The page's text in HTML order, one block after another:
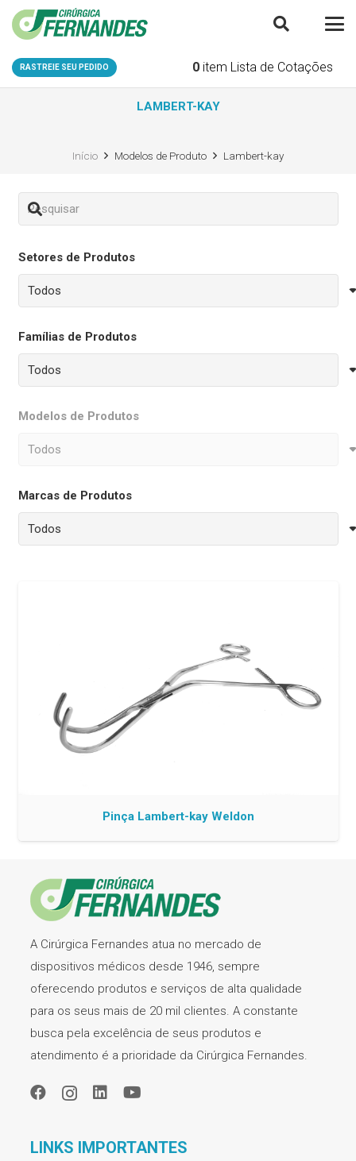
RASTREIE SEU PEDIDO 0 item Lista de Cotações
LAMBERT-KAY
Início Modelos de Produto Lambert-kay
Setores de Produtos
Famílias de Produtos
Modelos de Produtos
Marcas de Produtos
Pinça Lambert-kay Weldon
A Cirúrgica Fernandes atua no mercado de
dispositivos médicos desde 1946, sempre
oferecendo produtos e serviços de alta qualidade
para os seus mais de 20 mil clientes. A constante
busca pela excelência de seus produtos e
atendimento é a prioridade da Cirúrgica Fernandes.
LINKS IMPORTANTES